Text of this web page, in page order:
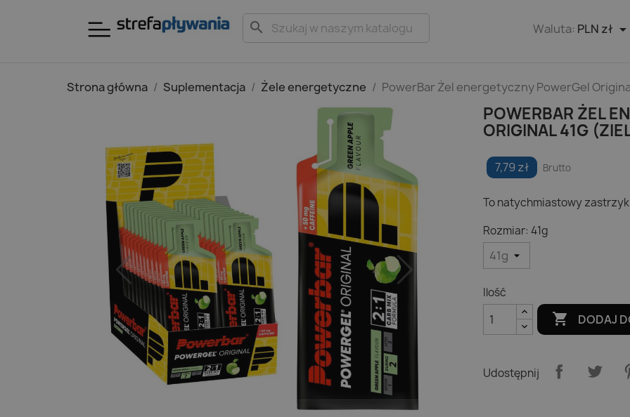
search Waluta: PLN zł
Strona główna Suplementacja Żele energetyczne PowerBar Żel energetyczny PowerGel
POWERBAR ŻEL
ORIGINAL 41G
7,79 zł Brutto
To natychmiastowy
Rozmiar: 41g
Ilość
 DODAJ
Udostępnij